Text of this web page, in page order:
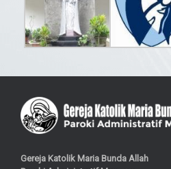
Gereja Katolik Maria Bunda Allah